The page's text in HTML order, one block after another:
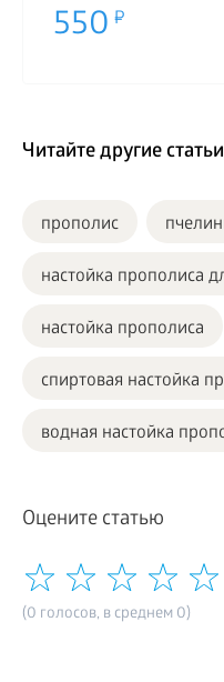
550
Читайте другие
прополис
настойка прополиса
настойка прополиса
спиртовая настойка
водная настойка
Оцените статью
(0 голосов, в среднем 0)